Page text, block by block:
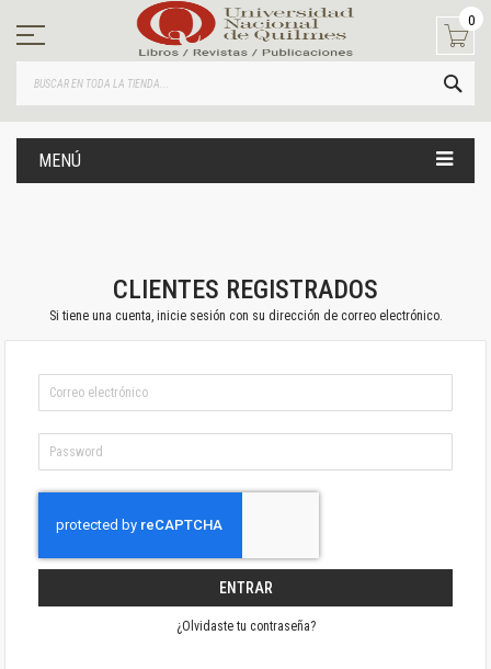
contenido
0
MENÚ
CLIENTES REGISTRADOS
Si tiene una cuenta, inicie sesión con su dirección de correo electrónico.
ENTRAR
¿Olvidaste tu contraseña?